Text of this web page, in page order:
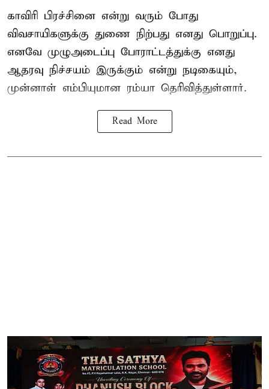
காவிரி பிரச்சினை என்று வரும் போது
விவசாயிகளுக்கு துணை நிற்பது எனது பொறுப்பு.
எனவே முழுஅடைப்பு போராட்டத்துக்கு எனது
ஆதரவு நிச்சயம் இருக்கும் என்று நடிகையும்,
முன்னாள் எம்பியுமான ரம்யா தெரிவித்துள்ளார்.
Read More